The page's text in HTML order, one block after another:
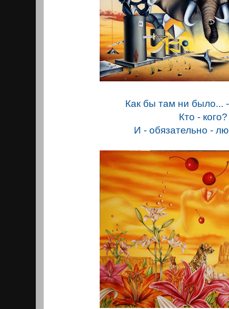
Как бы там ни было...
Кто - кого?
И - обязательно -